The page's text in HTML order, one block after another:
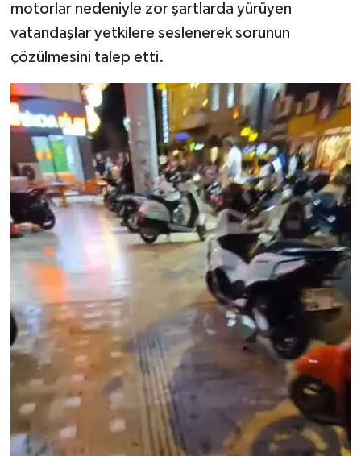
motorlar nedeniyle zor şartlarda yürüyen
vatandaşlar yetkilere seslenerek sorunun
çözülmesini talep etti.